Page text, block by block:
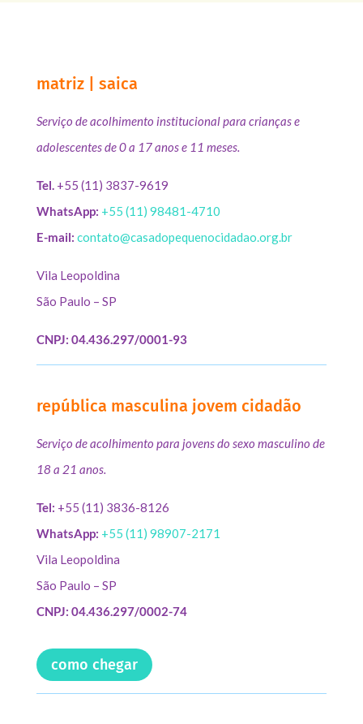
matriz | saica
Serviço de acolhimento institucional para crianças e
adolescentes de 0 a 17 anos e 11 meses.
Tel.+55 (11) 3837-9619
WhatsApp: +55 (11) 98481-4710
E-mail: contato@casadopequenocidadao.org.br
Vila Leopoldina
São Paulo – SP
CNPJ: 04.436.297/0001-93
república masculina jovem cidadão
Serviço de acolhimento para jovens do sexo masculino de
18 a 21 anos.
Tel: +55 (11) 3836-8126
WhatsApp: +55 (11) 98907-2171
Vila Leopoldina
São Paulo – SP
CNPJ: 04.436.297/0002-74
como chegar